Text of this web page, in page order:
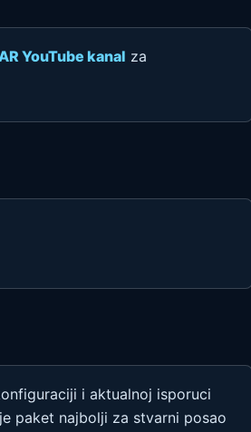
YouTube kanal za
i aktualnoj isporuci
paket najbolji za stvarni posao